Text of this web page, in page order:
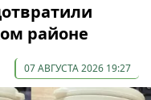
районе
07 АВГУСТА 2026 19:27